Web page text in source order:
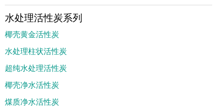
水处理活性炭系列
椰壳黄金活性炭
水处理柱状活性炭
超纯水处理活性炭
椰壳净水活性炭
煤质净水活性炭